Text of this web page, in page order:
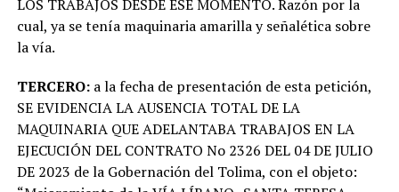
LOS TRABAJOS DESDE ESE MOMENTO. Razón por la
cual, ya se tenía maquinaria amarilla y señalética sobre
la vía.
TERCERO:a la fecha de presentación de esta petición,
SE EVIDENCIA LA AUSENCIA TOTAL DE LA
MAQUINARIA QUE ADELANTABA TRABAJOS EN LA
EJECUCIÓN DEL CONTRATO No 2326 DEL 04 DE JULIO
DE 2023 de la Gobernación del Tolima, con el objeto: